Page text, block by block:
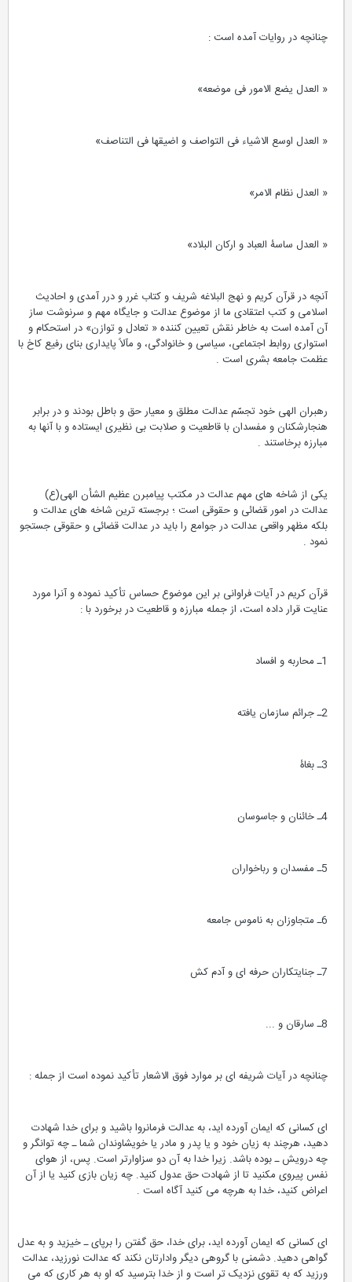
چنانچه در روایات آمده است :
« العدل یضع الامور فی موضعه»
« العدل اوسع الاشیاء فی التواصف و اضیقها فی التناصف»
« العدل نظام الامر»
« العدل ساسۀ العباد و ارکان البلاد»
آنچه در قرآن کریم و نهج البلاغه شریف و کتاب غرر و درر آمدی و احادیث
اسلامی و کتب اعتقادی ما از موضوع عدالت و جایگاه مهم و سرنوشت ساز
آن آمده است به خاطر نقش تعیین کننده « تعادل و توازن» در استحکام و
استواری روابط اجتماعی، سیاسی و خانوادگی، و مآلاً پایداری بنای رفیع کاخ با
عظمت جامعه بشری است .
رهبران الهی خود تجسّم عدالت مطلق و معیار حق و باطل بودند و در برابر
هنجارشکنان و مفسدان با قاطعیت و صلابت بی نظیری ایستاده و با آنها به
مبارزه برخاستند .
یکی از شاخه های مهم عدالت در مکتب پیامبرن عظیم الشأن الهی(ع)
عدالت در امور قضائی و حقوقی است ؛ برجسته ترین شاخه های عدالت و
بلکه مظهر واقعی عدالت در جوامع را باید در عدالت قضائی و حقوقی جستجو
نمود .
قرآن کریم در آیات فراوانی بر این موضوع حساس تأکید نموده و آنرا مورد
عنایت قرار داده است، از جمله مبارزه و قاطعیت در برخورد با :
چنانچه در آیات شریفه ای بر موارد فوق الاشعار تأکید نموده است از جمله :
ای کسانی که ایمان آورده اید، به عدالت فرمانروا باشید و برای خدا شهادت
دهید، هرچند به زیان خود و یا پدر و مادر یا خویشاوندان شما ـ چه توانگر و
چه درویش ـ بوده باشد. زیرا خدا به آن دو سزاوارتر است. پس، از هوای
نفس پیروی مکنید تا از شهادت حق عدول کنید. چه زیان بازی کنید یا از آن
اعراض کنید، خدا به هرچه می کنید آگاه است .
ای کسانی که ایمان آورده اید، برای خدا، حق گفتن را برپای ـ خیزید و به عدل
گواهی دهید. دشمنی با گروهی دیگر وادارتان نکند که عدالت نورزید، عدالت
ورزید که به تقوی نزدیک تر است و از خدا بترسید که او به هر کاری که می